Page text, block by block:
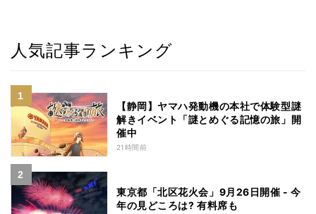
人気記事ランキング
【静岡】ヤマハ発動機の本社で体験型謎
解きイベント「謎とめぐる記憶の旅」開
催中
21時間前
東京都「北区花火会」9月26日開催 - 今
年の見どころは? 有料席も